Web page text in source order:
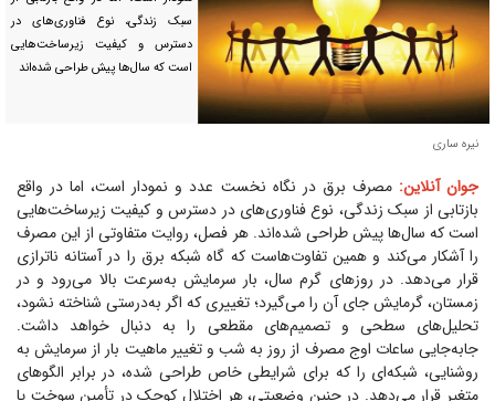
سبک زندگی، نوع فناوری‌های در
دسترس و کیفیت زیرساخت‌هایی
است که سال‌ها پیش طراحی شده‌اند
نیره ساری
جوان آنلاین: مصرف برق در نگاه نخست عدد و نمودار است، اما در واقع
بازتابی از سبک زندگی، نوع فناوری‌های در دسترس و کیفیت زیرساخت‌هایی
است که سال‌ها پیش طراحی شده‌اند. هر فصل، روایت متفاوتی از این مصرف
را آشکار می‌کند و همین تفاوت‌هاست که گاه شبکه برق را در آستانه ناترازی
قرار می‌دهد. در روز‌های گرم سال، بار سرمایش به‌سرعت بالا می‌رود و در
زمستان، گرمایش جای آن را می‌گیرد؛ تغییری که اگر به‌درستی شناخته نشود،
تحلیل‌های سطحی و تصمیم‌های مقطعی را به دنبال خواهد داشت.
جابه‌جایی ساعات اوج مصرف از روز به شب و تغییر ماهیت بار از سرمایش به
روشنایی، شبکه‌ای را که برای شرایطی خاص طراحی شده، در برابر الگو‌های
متغیر قرار می‌دهد. در چنین وضعیتی، هر اختلال کوچک در تأمین سوخت یا